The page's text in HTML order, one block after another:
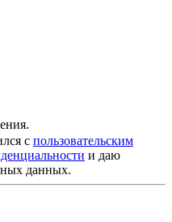
с пользовательским
и даю
данных.